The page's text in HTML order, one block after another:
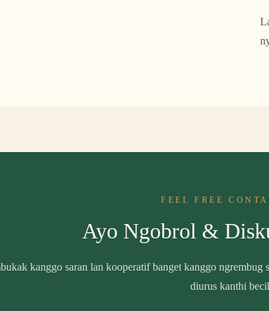
FEEL FREE
Ayo Ngobrol &
kanggo saran lan kooperatif banget kanggo ngrembug
diurus kanthi